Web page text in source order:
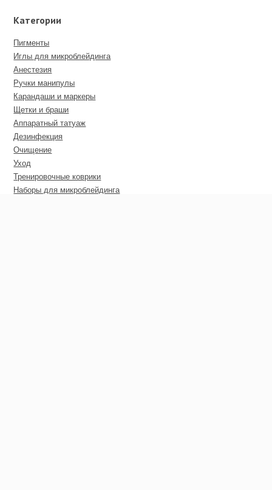
Категории
Пигменты
Иглы для микроблейдинга
Анестезия
Ручки манипулы
Карандаши и маркеры
Щетки и браши
Аппаратный татуаж
Дезинфекция
Очищение
Уход
Тренировочные коврики
Наборы для микроблейдинга